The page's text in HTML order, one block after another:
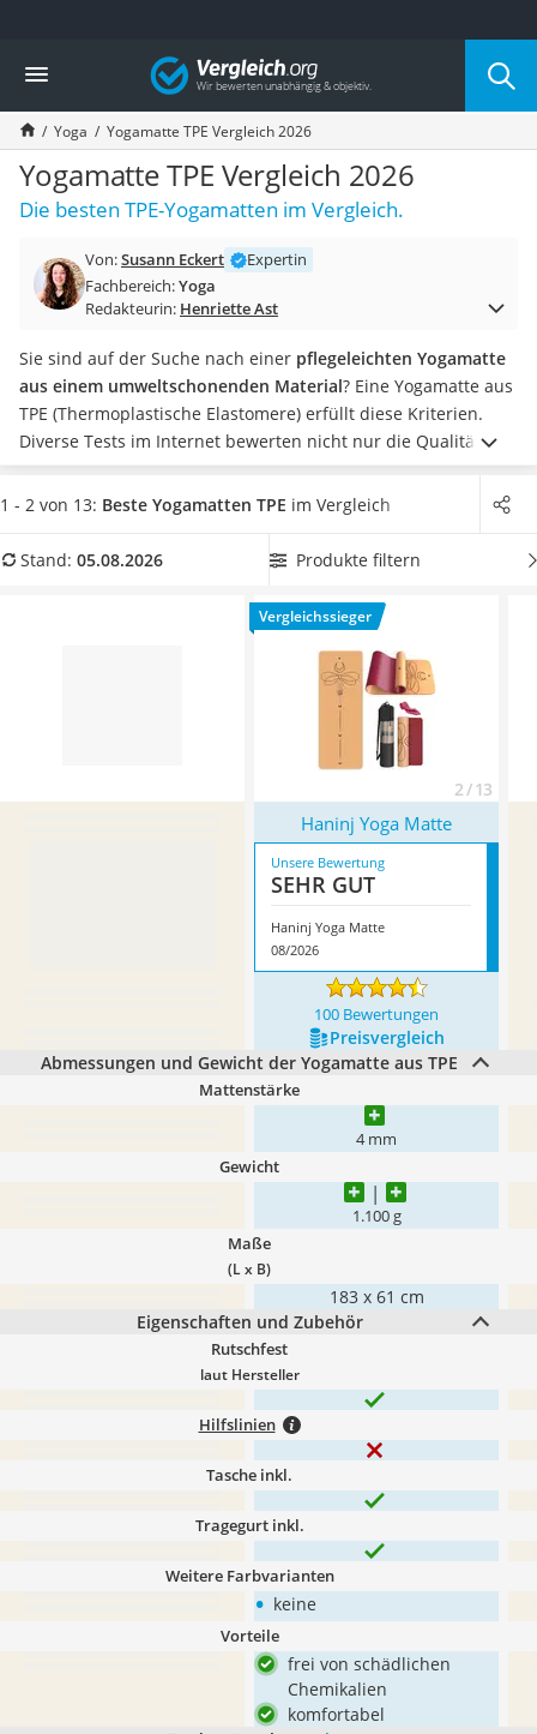
Die beliebtesten Vergleiche nach Kategorie
Freizeit & Sport
Gartentrampolin
Trampolin
Metalldetektor
Eufab-Fahrradträger
Trampolin 366 cm
Aluminium-Koffer
Futterboot
E-Bike-Dreirad
Trekkingschuhe Herren
Reisetasche mit Rollen
Klimmzugstation
Koffer
Nachtsichtgerät
Handgepäck-Koffer
Vergleich
Yoga Yogamatte TPE Vergleich 2026
Yogamatte TPE Vergleich 2026
Die besten TPE-Yogamatten im Vergleich.
Von:Susann Eckert
Expertin
Fachbereich:Yoga
Redakteurin: Henriette Ast
Sie sind auf der Suche nach einer pflegeleichten Yogamatte
aus einem umweltschonenden Material? Eine Yogamatte aus
TPE (Thermoplastische Elastomere) erfüllt diese Kriterien.
Diverse Tests im Internet bewerten nicht nur die Qualität
einer TPE-Yogamatte, sondern auch, ob ein Tragegurt oder
eine Tasche für den Transport und die Aufbewahrung
verschiedenen Orten auf ihrerYogamatteüben. Gehören Sie
aus unserer Vergleichstabelle.
Überzeugt hat uns hier im August 2026 besonders das
mit seinen Eigenschaften.
1 - 2 von 13: Beste Yogamatten TPE im Vergleich
Stand: 05.08.2026 Produkte filtern
Vergleichssieger
2 / 13
Haninj Yoga Matte
Unsere Bewertung
SEHR GUT
Haninj Yoga Matte
08/2026
100 Bewertungen
Preis­vergleich
Abmessungen und Gewicht der Yogamatte aus TPE
Mattenstärke
4 mm
Gewicht
1.100 g
Maße
(L x B)
183 x 61 cm
Eigenschaften und Zubehör
Rutschfest
laut Hersteller
Hilfslinien
Tasche inkl.
Tragegurt inkl.
Weitere Farbvarianten
• keine
Vorteile
frei von schädlichen
Chemikalien
komfortabel